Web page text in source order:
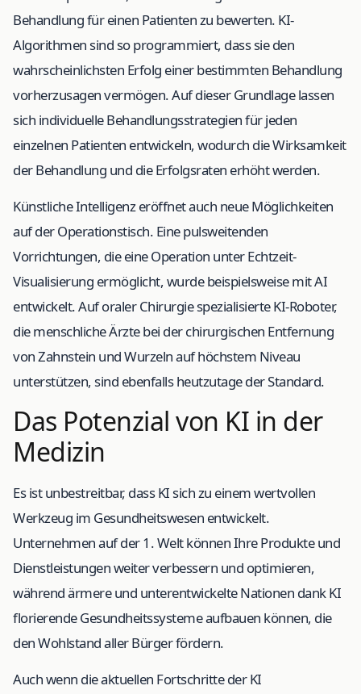
Behandlung für einen Patienten zu bewerten. KI-
Algorithmen sind so programmiert, dass sie den
wahrscheinlichsten Erfolg einer bestimmten Behandlung
vorherzusagen vermögen. Auf dieser Grundlage lassen
sich individuelle Behandlungsstrategien für jeden
einzelnen Patienten entwickeln, wodurch die Wirksamkeit
der Behandlung und die Erfolgsraten erhöht werden.
Künstliche Intelligenz eröffnet auch neue Möglichkeiten
auf der Operationstisch. Eine pulsweitenden
Vorrichtungen, die eine Operation unter Echtzeit-
Visualisierung ermöglicht, wurde beispielsweise mit AI
entwickelt. Auf oraler Chirurgie spezialisierte KI-Roboter,
die menschliche Ärzte bei der chirurgischen Entfernung
von Zahnstein und Wurzeln auf höchstem Niveau
unterstützen, sind ebenfalls heutzutage der Standard.
Das Potenzial von KI in der
Medizin
Es ist unbestreitbar, dass KI sich zu einem wertvollen
Werkzeug im Gesundheitswesen entwickelt.
Unternehmen auf der 1. Welt können Ihre Produkte und
Dienstleistungen weiter verbessern und optimieren,
während ärmere und unterentwickelte Nationen dank KI
florierende Gesundheitssysteme aufbauen können, die
den Wohlstand aller Bürger fördern.
Auch wenn die aktuellen Fortschritte der KI